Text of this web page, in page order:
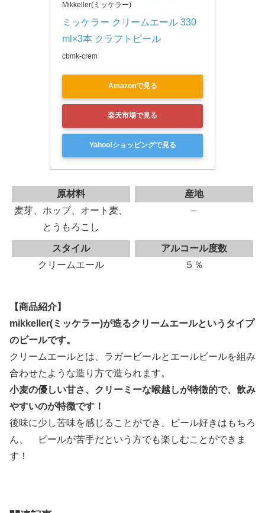
Mikkeller(ミッケラー)
ミッケラー クリームエール 330
ml×3本 クラフトビール
cbmk-crem
Amazonで見る
楽天市場で見る
Yahoo!ショッピングで見る
原材料
麦芽、ホップ、オート麦、
とうもろこし
産地
–
スタイル
クリームエール
アルコール度数
５％
【商品紹介】
mikkeller(ミッケラー)が造るクリームエールというタイプ
のビールです。
クリームエールとは、ラガービールとエールビールを組み
合わせたような造り方で造られます。
小麦の優しい甘さ、クリーミーな喉越しが特徴的で、飲み
やすいのが特徴です！
後味に少し苦味を感じることができ、ビール好きはもちろ
ん、 ビールが苦手だという方でも楽しむことができま
す！